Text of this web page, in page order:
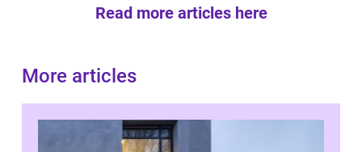
Read more articles here
More articles